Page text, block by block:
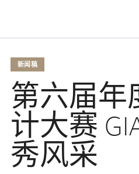
新闻稿
第六届年
计大赛
秀风采